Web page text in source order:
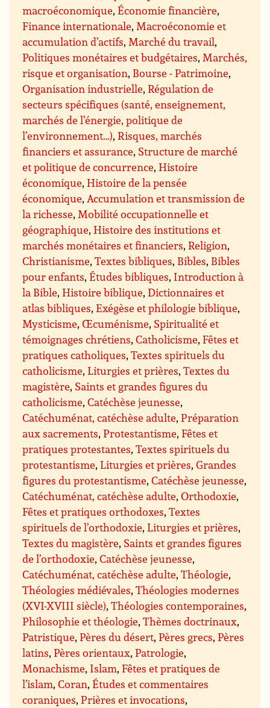
macroéconomique,Économie financière,
Finance internationale, Macroéconomie et
accumulation d’actifs, Marché du travail,
Politiques monétaires et budgétaires, Marchés,
risque et organisation, Bourse - Patrimoine,
Organisation industrielle,Régulation de
secteurs spécifiques (santé, enseignement,
marchés de l’énergie, politique de
l’environnement…),Risques, marchés
financiers et assurance, Structure de marché
et politique de concurrence,Histoire
économique,Histoire de la pensée
économique, Accumulation et transmission de
la richesse, Mobilité occupationnelle et
géographique,Histoire des institutions et
marchés monétaires et financiers,Religion,
Christianisme,Textes bibliques, Bibles, Bibles
pour enfants,Études bibliques, Introduction à
la Bible,Histoire biblique,Dictionnaires et
atlas bibliques,Exégèse et philologie biblique,
Mysticisme,Œcuménisme, Spiritualité et
témoignages chrétiens,Catholicisme,Fêtes et
pratiques catholiques,Textes spirituels du
catholicisme,Liturgies et prières,Textes du
magistère, Saints et grandes figures du
catholicisme,Catéchèse jeunesse,
Catéchuménat, catéchèse adulte,Préparation
aux sacrements,Protestantisme,Fêtes et
pratiques protestantes,Textes spirituels du
protestantisme,Liturgies et prières,Grandes
figures du protestantisme,Catéchèse jeunesse,
Catéchuménat, catéchèse adulte,Orthodoxie,
Fêtes et pratiques orthodoxes,Textes
spirituels de l’orthodoxie,Liturgies et prières,
Textes du magistère, Saints et grandes figures
de l’orthodoxie,Catéchèse jeunesse,
Catéchuménat, catéchèse adulte,Théologie,
Théologies médiévales,Théologies modernes
(XVI-XVIII siècle),Théologies contemporaines,
Philosophie et théologie,Thèmes doctrinaux,
Patristique,Pères du désert,Pères grecs,Pères
latins,Pères orientaux,Patrologie,
Monachisme, Islam,Fêtes et pratiques de
l’islam,Coran,Études et commentaires
coraniques,Prières et invocations,